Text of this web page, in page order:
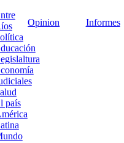
país
Opinion Informes
Buscar